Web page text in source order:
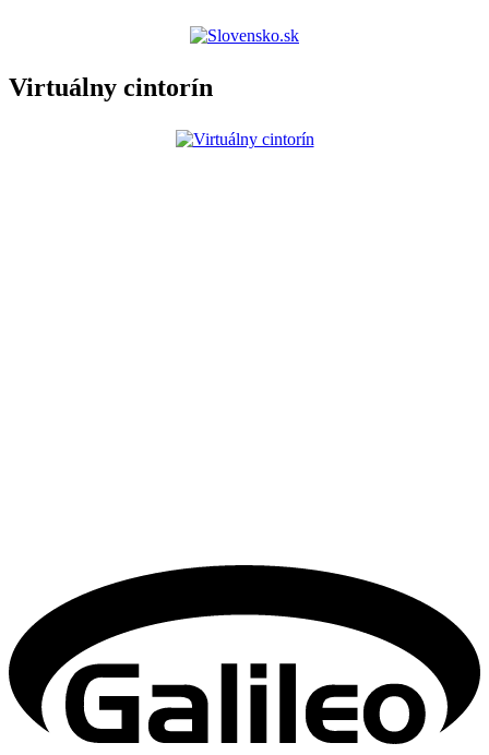
Virtuálny cintorín